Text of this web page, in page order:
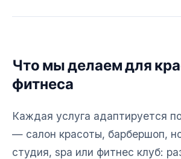
Что мы делаем для
фитнеса
Каждая услуга адаптируется
— салон красоты, барбершоп,
студия, spa или фитнес клуб: